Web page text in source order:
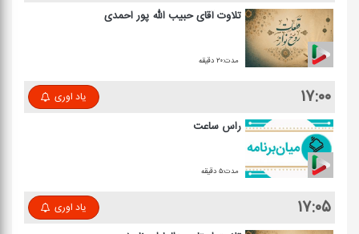
تلاوت آقای حبیب الله پور احمدی
مدت:۲۰ دقیقه
۱۷:۰۰ یاد اوری
راس ساعت
مدت:۵ دقیقه
۱۷:۰۵ یاد اوری